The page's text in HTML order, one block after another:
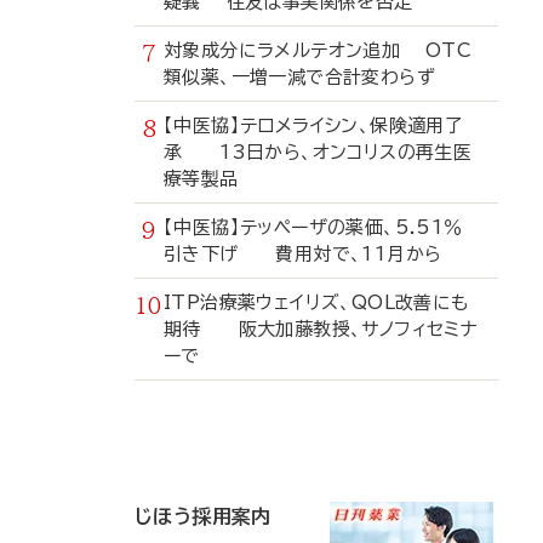
対象成分にラメルテオン追加 OTC
類似薬、一増一減で合計変わらず
【中医協】テロメライシン、保険適用了
承 13日から、オンコリスの再生医
療等製品
【中医協】テッペーザの薬価、5.51％
引き下げ 費用対で、11月から
ITP治療薬ウェイリズ、QOL改善にも
期待 阪大加藤教授、サノフィセミナ
ーで
じほう採用案内